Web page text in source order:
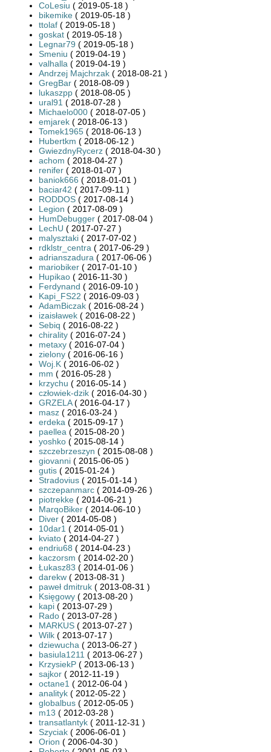
CoLesiu ( 2019-05-18 )
bikemike ( 2019-05-18 )
ttolaf ( 2019-05-18 )
goskat ( 2019-05-18 )
Legnar79 ( 2019-05-18 )
Smeniu ( 2019-04-19 )
valhalla ( 2019-04-19 )
Andrzej Majchrzak ( 2018-08-21 )
GregBar ( 2018-08-09 )
lukaszpp ( 2018-08-05 )
ural91 ( 2018-07-28 )
Michaelo000 ( 2018-07-05 )
emjarek ( 2018-06-13 )
Tomek1965 ( 2018-06-13 )
Hubertkm ( 2018-06-12 )
GwiezdnyRycerz ( 2018-04-30 )
achom ( 2018-04-27 )
renifer ( 2018-01-07 )
baniok666 ( 2018-01-01 )
baciar42 ( 2017-09-11 )
RODDOS ( 2017-08-14 )
Legion ( 2017-08-09 )
HumDebugger ( 2017-08-04 )
LechU ( 2017-07-27 )
malysztaki ( 2017-07-02 )
rdklstr_centra ( 2017-06-29 )
adrianszadura ( 2017-06-06 )
mariobiker ( 2017-01-10 )
Hupikao ( 2016-11-30 )
Ferdynand ( 2016-09-10 )
Kapi_FS22 ( 2016-09-03 )
AdamBiczak ( 2016-08-24 )
izaisławek ( 2016-08-22 )
Sebiq ( 2016-08-22 )
chirality ( 2016-07-24 )
metaxy ( 2016-07-04 )
zielony ( 2016-06-16 )
Woj.K ( 2016-06-02 )
mm ( 2016-05-28 )
krzychu ( 2016-05-14 )
człowiek-dzik ( 2016-04-30 )
GRZELA( 2016-04-17 )
masz ( 2016-03-24 )
erdeka ( 2015-09-17 )
paellea ( 2015-08-20 )
yoshko ( 2015-08-14 )
szczebrzeszyn ( 2015-08-08 )
giovanni ( 2015-06-05 )
gutis ( 2015-01-24 )
Stradovius ( 2015-01-14 )
szczepanmarc ( 2014-09-26 )
piotrekke ( 2014-06-21 )
MarqoBiker ( 2014-06-10 )
Diver ( 2014-05-08 )
10dar1 ( 2014-05-01 )
kviato ( 2014-04-27 )
endriu68 ( 2014-04-23 )
kaczorsm ( 2014-02-20 )
Łukasz83 ( 2014-01-06 )
darekw ( 2013-08-31 )
paweł dmitruk ( 2013-08-31 )
Księgowy ( 2013-08-20 )
kapi ( 2013-07-29 )
Rado ( 2013-07-28 )
MARKUS ( 2013-07-27 )
Wilk ( 2013-07-17 )
dziewucha ( 2013-06-27 )
basiula1211 ( 2013-06-27 )
KrzysiekP ( 2013-06-13 )
sajkor ( 2012-11-19 )
octane1 ( 2012-06-04 )
analityk ( 2012-05-22 )
globalbus ( 2012-05-05 )
m13 ( 2012-03-28 )
transatlantyk ( 2011-12-31 )
Szyciak ( 2006-06-01 )
Orion ( 2006-04-30 )